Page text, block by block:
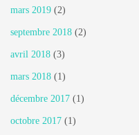
mars 2019 (2)
septembre 2018 (2)
avril 2018 (3)
mars 2018 (1)
décembre 2017 (1)
octobre 2017 (1)